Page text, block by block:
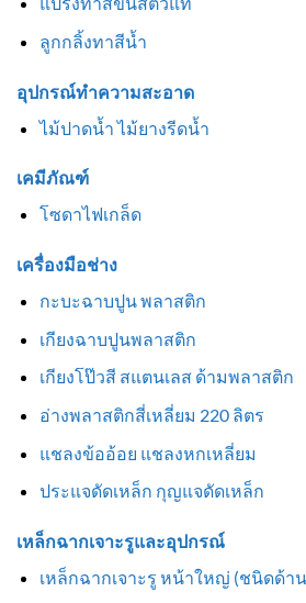
ลูกกลิ้งทาสีน้ำ
อุปกรณ์ทำความสะอาด
ไม้ปาดน้ำ ไม้ยางรีดน้ำ
เคมีภัณฑ์
โซดาไฟเกล็ด
เครื่องมือช่าง
กะบะฉาบปูน พลาสติก
เกียงฉาบปูนพลาสติก
เกียงโป๊วสี สแตนเลส ด้ามพลาสติก
อ่างพลาสติกสี่เหลี่ยม 220 ลิตร
แชลงข้ออ้อย แชลงหกเหลี่ยม
ประแจดัดเหล็ก กุญแจดัดเหล็ก
เหล็กฉากเจาะรูและอุปกรณ์
เหล็กฉากเจาะรู หน้าใหญ่ (ชนิดด้า